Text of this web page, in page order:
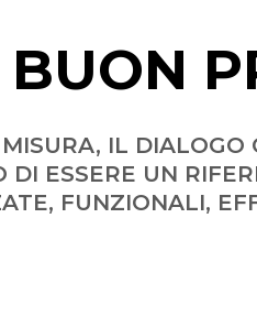
IL DIALOGO
ESSERE UN
FUNZIONALI,